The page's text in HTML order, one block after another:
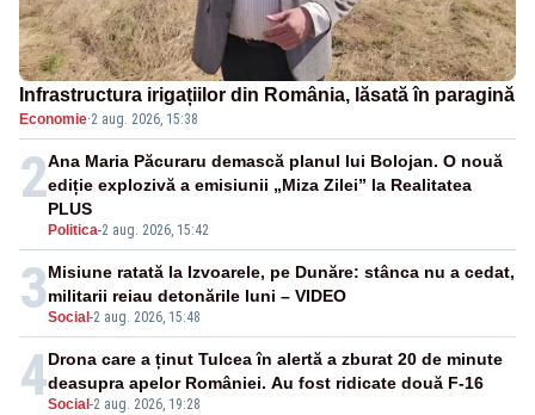
Infrastructura irigațiilor din România, lăsată în paragină
Economie·2 aug. 2026, 15:38
2
Politica-2 aug. 2026, 15:42
Ana Maria Păcuraru demască planul lui Bolojan. O nouă
ediție explozivă a emisiunii „Miza Zilei” la Realitatea
PLUS
3Social -2 aug. 2026, 15:48
Misiune ratată la Izvoarele, pe Dunăre: stânca nu a cedat,
militarii reiau detonările luni – VIDEO
4Social -2 aug. 2026, 19:28
Drona care a ținut Tulcea în alertă a zburat 20 de minute
deasupra apelor României. Au fost ridicate două F-16